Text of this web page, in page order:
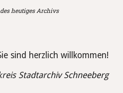
heutiges Archivs
sind herzlich willkommen!
Stadtarchiv Schneeberg